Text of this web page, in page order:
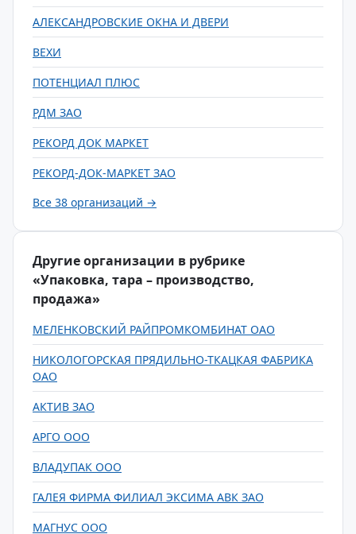
АЛЕКСАНДРОВСКИЕ ОКНА И ДВЕРИ
ВЕХИ
ПОТЕНЦИАЛ ПЛЮС
РДМ ЗАО
РЕКОРД ДОК МАРКЕТ
РЕКОРД-ДОК-МАРКЕТ ЗАО
Все 38 организаций →
Другие организации в рубрике
«Упаковка, тара – производство,
продажа»
МЕЛЕНКОВСКИЙ РАЙПРОМКОМБИНАТ ОАО
НИКОЛОГОРСКАЯ ПРЯДИЛЬНО-ТКАЦКАЯ ФАБРИКА
ОАО
АКТИВ ЗАО
АРГО ООО
ВЛАДУПАК ООО
ГАЛЕЯ ФИРМА ФИЛИАЛ ЭКСИМА АВК ЗАО
МАГНУС ООО